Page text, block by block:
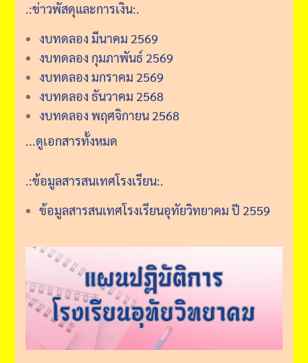
.:ข่าวพัสดุและการเงิน:.
งบทดลอง มีนาคม 2569
งบทดลอง กุมภาพันธ์ 2569
งบทดลอง มกราคม 2569
งบทดลอง ธันวาคม 2568
งบทดลอง พฤศจิกายน 2568
...ดูเอกสารทั้งหมด
.:ข้อมูลสารสนเทศโรงเรียน:.
ข้อมูลสารสนเทศโรงเรียนอุทัยวิทยาคม ปี 2559